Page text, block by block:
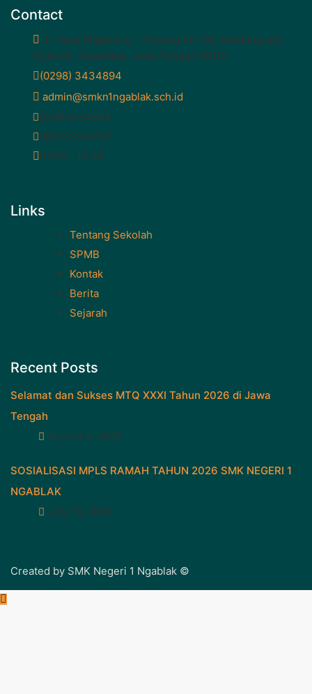
Contact
Jl. Raya Magelang – Kopeng Km 26, Bandungrejo,
Ngablak, Magelang, Jawa Tengah 56194
(0298) 3434894
admin@smkn1ngablak.sch.id
02983434894
082122284747
07.00 - 15.30
Links
Tentang Sekolah
SPMB
Kontak
Berita
Sejarah
Recent Posts
Selamat dan Sukses MTQ XXXI Tahun 2026 di Jawa
Tengah
August 4, 2026
SOSIALISASI MPLS RAMAH TAHUN 2026 SMK NEGERI 1
NGABLAK
July 10, 2026
Created by SMK Negeri 1 Ngablak ©